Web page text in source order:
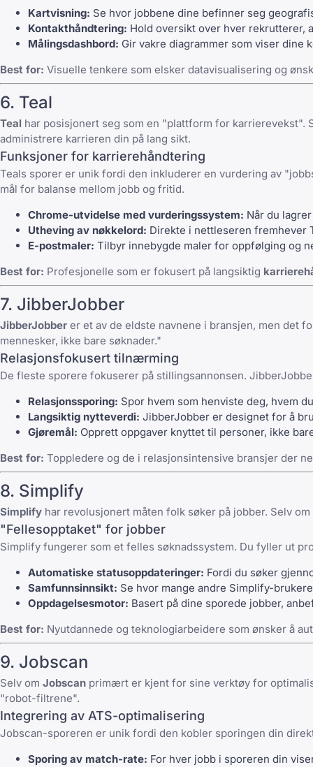
Kartvisning: Se hvor jobbene dine befinner seg
Kontakthåndtering: Hold oversikt over hver rekrutterer,
Målingsdashbord: Gir vakre diagrammer som viser dine
Best for: Visuelle tenkere som elsker datavisualisering og
6. Teal
Teal har posisjonert seg som en "plattform for karrierevekst".
administrere karrieren din på lang sikt.
Funksjoner for karrierehåndtering
Teals sporer er unik fordi den inkluderer en vurdering av
mål for balanse mellom jobb og fritid.
Chrome-utvidelse med vurderingssystem: Når du
Utheving av nøkkelord: Direkte i nettleseren fremhever
E-postmaler: Tilbyr innebygde maler for oppfølging og
Best for: Profesjonelle som er fokusert på langsiktig
7. JibberJobber
JibberJobber er et av de eldste navnene i bransjen, men det
mennesker, ikke bare søknader."
Relasjonsfokusert tilnærming
De fleste sporere fokuserer på stillingsannonsen.
Relasjonssporing: Spor hvem som henviste deg, hvem
Langsiktig nytteverdi: JibberJobber er designet for å
Gjøremål: Opprett oppgaver knyttet til personer, ikke
Best for: Toppledere og de i relasjonsintensive bransjer der
8. Simplify
Simplify har revolusjonert måten folk søker på jobber. Selv
"Fellesopptaket" for jobber
Simplify fungerer som et felles søknadssystem. Du fyller ut
Automatiske statusoppdateringer: Fordi du søker
Samfunnsinnsikt: Se hvor mange andre Simplify-
Oppdagelsesmotor: Basert på dine sporede jobber,
Best for: Nyutdannede og teknologiarbeidere som ønsker å
9. Jobscan
Selv om Jobscan primært er kjent for sine verktøy for
"robot-filtrene".
Integrering av ATS-optimalisering
Jobscan-sporeren er unik fordi den kobler sporingen din
Sporing av match-rate: For hver jobb i sporeren din